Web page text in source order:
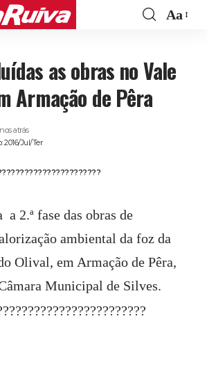
Aa
as obras no Vale
Armação de Pêra
Jul/Ter
atrás
2.ª fase das obras de
ambiental da foz da
Olival, em Armação de Pêra,
Municipal de Silves.